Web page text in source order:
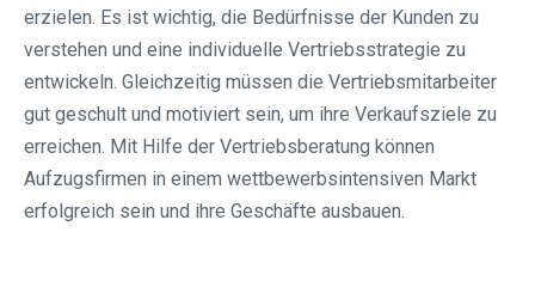
erzielen. Es ist wichtig, die Bedürfnisse der Kunden zu
verstehen und eine individuelle Vertriebsstrategie zu
entwickeln. Gleichzeitig müssen die Vertriebsmitarbeiter
gut geschult und motiviert sein, um ihre Verkaufsziele zu
erreichen. Mit Hilfe der Vertriebsberatung können
Aufzugsfirmen in einem wettbewerbsintensiven Markt
erfolgreich sein und ihre Geschäfte ausbauen.